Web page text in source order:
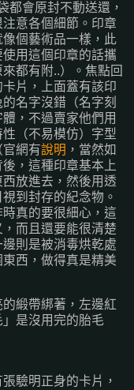
都會原封不動送還，
意各個細節。印章
個藝術品一樣，此
用這個印章的話攜
都有附..）。焦點回
片，上面蓋有該印
名字沒錯（名字刻
，不過賣家他們用
（不易模仿）字型
網有說明 ，當然如
，這種印章基本上
放進去，然後用透
到封存的紀念物。
真的要很細心，這
而且還要能很清楚
則是被消毒烘乾處
西，做得真是精美
緞帶綁著，左邊紅
是沒用完的胎毛
驗明正身的卡片，